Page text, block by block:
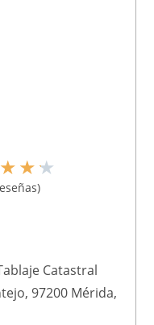
★★★
Catastral
97200 Mérida,